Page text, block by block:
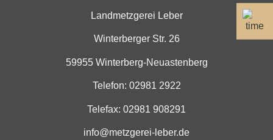
Landmetzgerei Leber
Winterberger Str. 26
59955 Winterberg-Neuastenberg
Telefon: 02981 2922
Telefax: 02981 908291
info@metzgerei-leber.de